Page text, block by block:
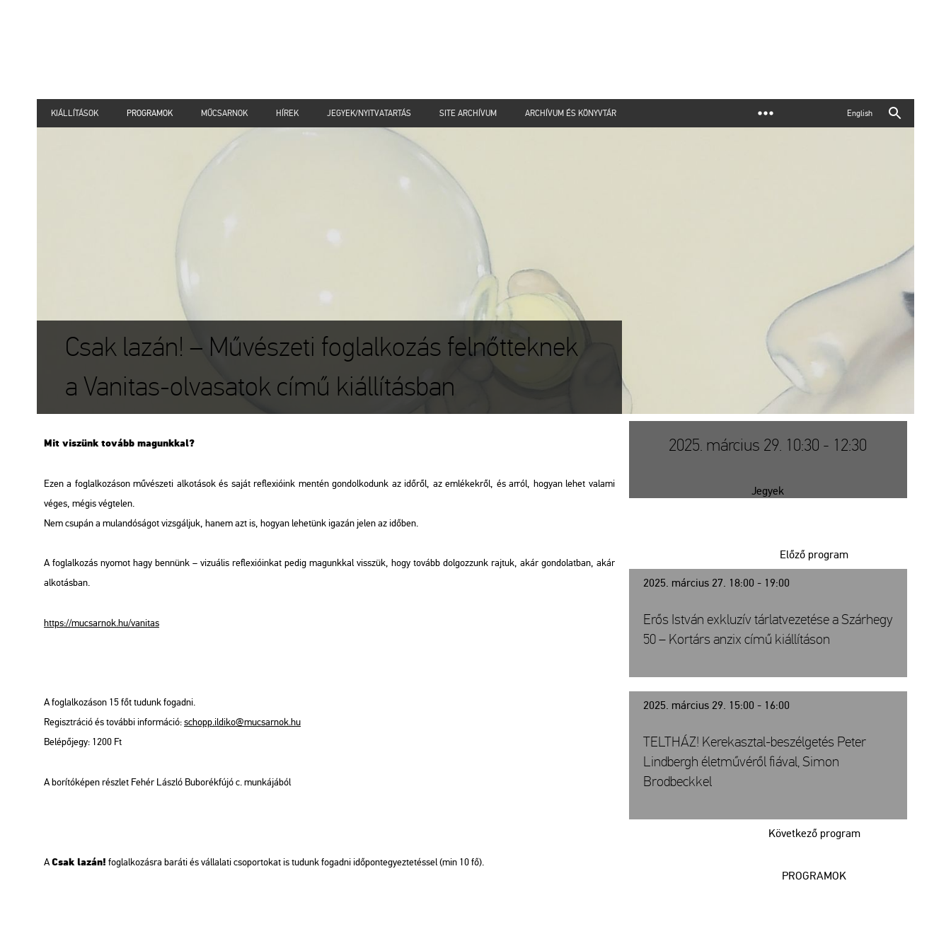
KIÁLLÍTÁSOK PROGRAMOK MŰCSARNOK HÍREK JEGYEK/NYITVATARTÁS SITE ARCHÍVUM ARCHÍVUM ÉS KÖNYVTÁR English
Csak lazán! – Művészeti foglalkozás felnőtteknek
a Vanitas-olvasatok című kiállításban
Mit vi­szünk to­vább ma­gunk­kal?
Ezen a fog­lal­ko­zá­son mű­vé­sze­ti al­ko­tá­sok és saját ref­le­xi­ó­ink men­tén gon­dol­ko­dunk az idő­ről, az em­lé­kek­ről, és arról, ho­gyan lehet va­la­mi
véges, mégis vég­te­len.
Nem csu­pán a mu­lan­dó­sá­got vizs­gál­juk, hanem azt is, ho­gyan le­he­tünk iga­zán jelen az idő­ben.
A fog­lal­ko­zás nyo­mot hagy ben­nünk – vi­zu­á­lis ref­le­xi­ó­in­kat pedig ma­gunk­kal visszük, hogy to­vább dol­goz­zunk raj­tuk, akár gon­do­lat­ban, akár
al­ko­tás­ban.
https://​mu­csar­nok.​hu/​vanit­as
A fog­lal­ko­zá­son 15 főt tu­dunk fo­gad­ni.
Re­giszt­rá­ció és to­váb­bi in­for­má­ció:schopp.​il­di­ko@​mu­csar­nok.​hu
Be­lé­pő­jegy: 1200 Ft
A bo­rí­tó­ké­pen rész­let Fehér Lász­ló Bu­bo­rék­fú­jó c. mun­ká­já­ból
ACsak lazán! fog­lal­ko­zás­ra ba­rá­ti és vál­la­la­ti cso­por­to­kat is tu­dunk fo­gad­ni idő­pont­egyez­te­tés­sel (min 10 fő).
2025. március 29. 10:30 - 12:30
Jegyek
2025. március 27. 18:00 - 19:00
Előző program
Erős István exkluzív tárlatvezetése a Szárhegy
50 – Kortárs anzix című kiállításon
2025. március 29. 15:00 - 16:00
Következő program
TELTHÁZ! Kerekasztal-beszélgetés Peter
Lindbergh életművéről fiával, Simon
Brodbeckkel
PROGRAMOK